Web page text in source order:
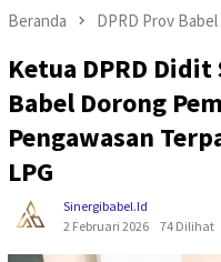
Beranda DPRD Prov Babel
Ketua DPRD Didit
Babel Dorong
Pengawasan
LPG
Sinergibabel.id
2 Februari 2026
74 Dilihat